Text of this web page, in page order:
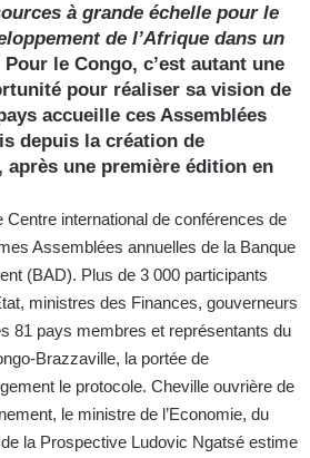
à grande échelle pour le
de l’Afrique dans un
Pour le Congo, c’est autant une
pour réaliser sa vision de
accueille ces Assemblées
depuis la création de
après une première édition en
Centre international de conférences de
Assemblées annuelles de la Banque
(BAD). Plus de 3 000 participants
ministres des Finances, gouverneurs
81 pays membres et représentants du
Brazzaville, la portée de
le protocole. Cheville ouvrière de
le ministre de l’Economie, du
la Prospective Ludovic Ngatsé estime